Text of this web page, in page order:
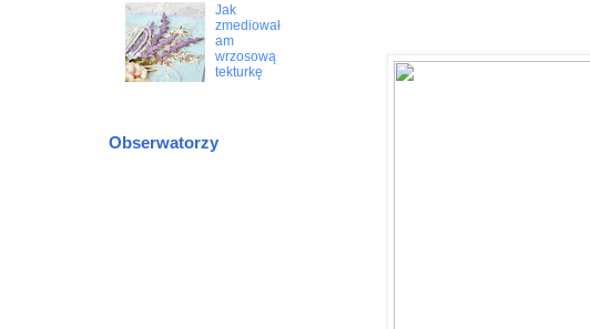
Jak
zmediował
am
wrzosową
tekturkę
Obserwatorzy